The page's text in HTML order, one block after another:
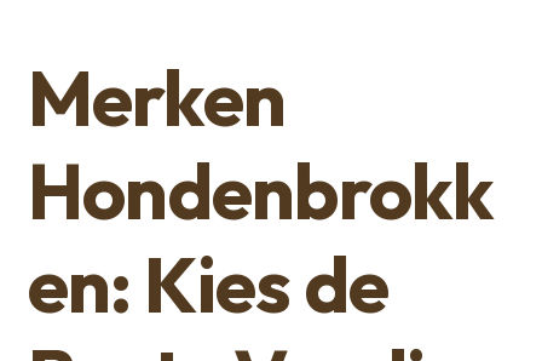
Merken
Hondenbrokk
en: Kies de